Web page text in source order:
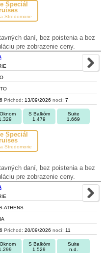
Špeciál
Stredomorie
daní, bez poistenia a bez
pre zobrazenie ceny.
Príchod: 13/09/2026 nocí: 7
S Balkóm
1.479
Suite
1.669
Špeciál
Stredomorie
daní, bez poistenia a bez
pre zobrazenie ceny.
ATHENS
Príchod: 20/09/2026 nocí: 11
S Balkóm
1.529
Suite
n.d.